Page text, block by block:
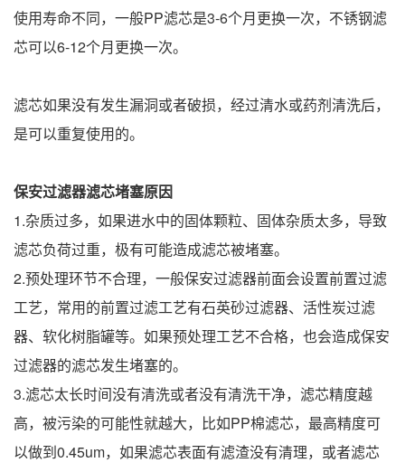
使用寿命不同，一般PP滤芯是3-6个月更换一次，不锈钢滤
芯可以6-12个月更换一次。
滤芯如果没有发生漏洞或者破损，经过清水或药剂清洗后，
是可以重复使用的。
保安过滤器滤芯堵塞原因
1.杂质过多，如果进水中的固体颗粒、固体杂质太多，导致
滤芯负荷过重，极有可能造成滤芯被堵塞。
2.预处理环节不合理，一般保安过滤器前面会设置前置过滤
工艺，常用的前置过滤工艺有石英砂过滤器、活性炭过滤
器、软化树脂罐等。如果预处理工艺不合格，也会造成保安
过滤器的滤芯发生堵塞的。
3.滤芯太长时间没有清洗或者没有清洗干净，滤芯精度越
高，被污染的可能性就越大，比如PP棉滤芯，最高精度可
以做到0.45um，如果滤芯表面有滤渣没有清理，或者滤芯